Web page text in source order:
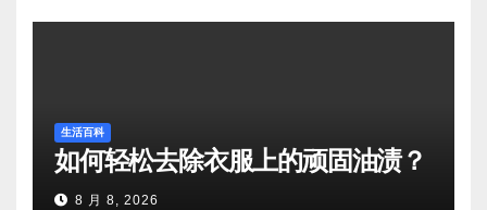
生活百科
如何轻松去除衣服上的顽固油渍？
8 月 8, 2026